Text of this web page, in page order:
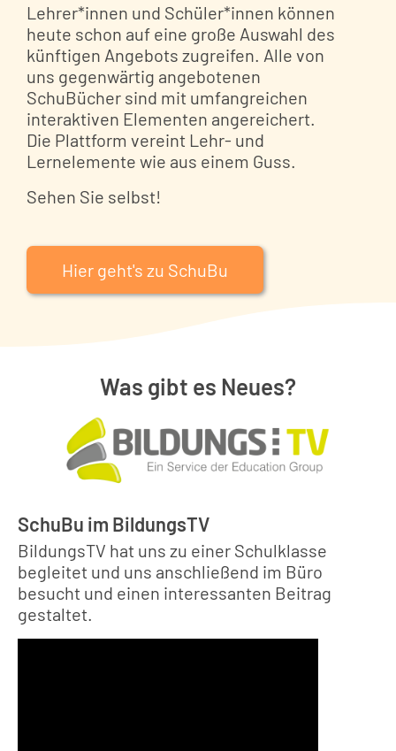
Lehrer*innen und Schüler*innen können
heute schon auf eine große Auswahl des
künftigen Angebots zugreifen. Alle von
uns gegenwärtig angebotenen
SchuBücher sind mit umfangreichen
interaktiven Elementen angereichert.
Die Plattform vereint Lehr- und
Lernelemente wie aus einem Guss.
Sehen Sie selbst!
Hier geht's zu SchuBu
Was gibt es Neues?
SchuBu im BildungsTV
BildungsTV hat uns zu einer Schulklasse
begleitet und uns anschließend im Büro
besucht und einen interessanten Beitrag
gestaltet.